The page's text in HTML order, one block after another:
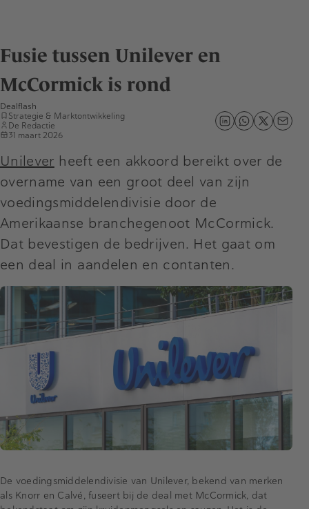
Fusie tussen Unilever en
McCormick is rond
Dealflash
Strategie & Marktontwikkeling
De Redactie
31 maart 2026
Unilever heeft een akkoord bereikt over de
overname van een groot deel van zijn
voedingsmiddelendivisie door de
Amerikaanse branchegenoot McCormick.
Dat bevestigen de bedrijven. Het gaat om
een deal in aandelen en contanten.
De voedingsmiddelendivisie van Unilever, bekend van merken
als Knorr en Calvé, fuseert bij de deal met McCormick, dat